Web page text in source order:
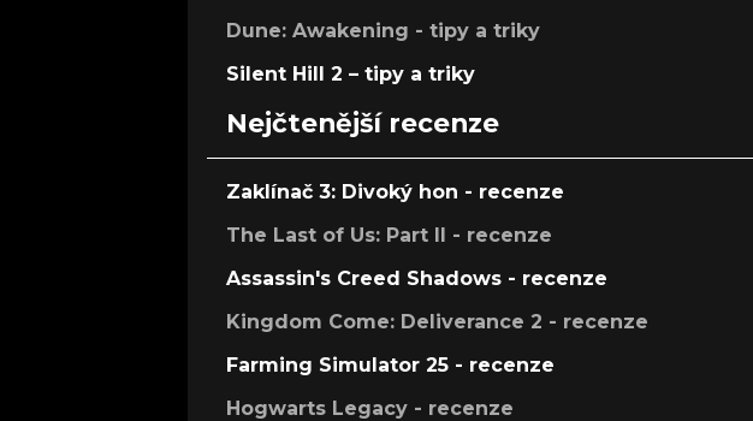
Dune: Awakening - tipy a triky
Silent Hill 2 – tipy a triky
Nejčtenější recenze
Zaklínač 3: Divoký hon - recenze
The Last of Us: Part II - recenze
Assassin's Creed Shadows - recenze
Kingdom Come: Deliverance 2 - recenze
Farming Simulator 25 - recenze
Hogwarts Legacy - recenze